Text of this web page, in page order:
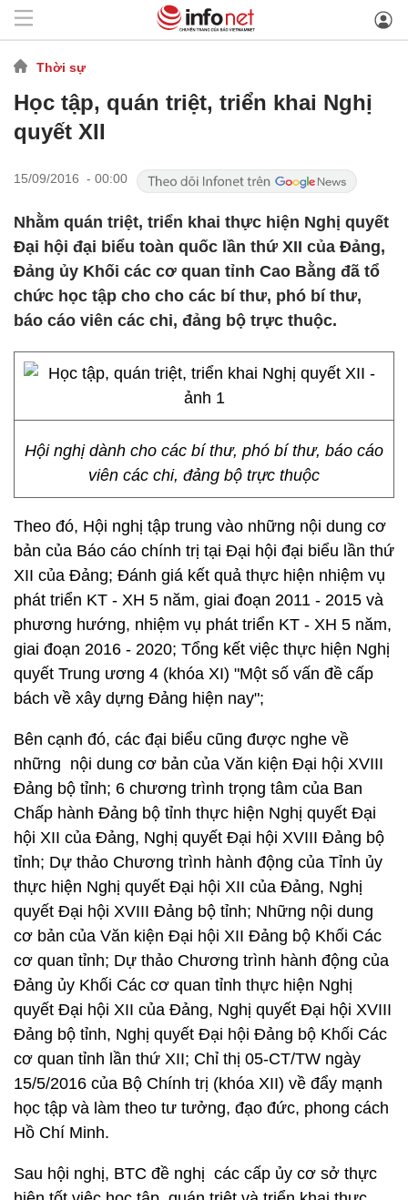
Thời sự
Học tập, quán triệt, triển khai Nghị
quyết XII
15/09/2016 - 00:00
Nhằm quán triệt, triển khai thực hiện Nghị quyết
Đại hội đại biểu toàn quốc lần thứ XII của Đảng,
Đảng ủy Khối các cơ quan tỉnh Cao Bằng đã tổ
chức học tập cho cho các bí thư, phó bí thư,
báo cáo viên các chi, đảng bộ trực thuộc.
Hội nghị dành cho các bí thư, phó bí thư, báo cáo
viên các chi, đảng bộ trực thuộc
Theo đó, Hội nghị tập trung vào những nội dung cơ
bản của Báo cáo chính trị tại Đại hội đại biểu lần thứ
XII của Đảng; Đánh giá kết quả thực hiện nhiệm vụ
phát triển KT - XH 5 năm, giai đoạn 2011 - 2015 và
phương hướng, nhiệm vụ phát triển KT - XH 5 năm,
giai đoạn 2016 - 2020; Tổng kết việc thực hiện Nghị
quyết Trung ương 4 (khóa XI) "Một số vấn đề cấp
bách về xây dựng Đảng hiện nay";
Bên cạnh đó, các đại biểu cũng được nghe về
những nội dung cơ bản của Văn kiện Đại hội XVIII
Đảng bộ tỉnh; 6 chương trình trọng tâm của Ban
Chấp hành Đảng bộ tỉnh thực hiện Nghị quyết Đại
hội XII của Đảng, Nghị quyết Đại hội XVIII Đảng bộ
tỉnh; Dự thảo Chương trình hành động của Tỉnh ủy
thực hiện Nghị quyết Đại hội XII của Đảng, Nghị
quyết Đại hội XVIII Đảng bộ tỉnh; Những nội dung
cơ bản của Văn kiện Đại hội XII Đảng bộ Khối Các
cơ quan tỉnh; Dự thảo Chương trình hành động của
Đảng ủy Khối Các cơ quan tỉnh thực hiện Nghị
quyết Đại hội XII của Đảng, Nghị quyết Đại hội XVIII
Đảng bộ tỉnh, Nghị quyết Đại hội Đảng bộ Khối Các
cơ quan tỉnh lần thứ XII; Chỉ thị 05-CT/TW ngày
15/5/2016 của Bộ Chính trị (khóa XII) về đẩy mạnh
học tập và làm theo tư tưởng, đạo đức, phong cách
Hồ Chí Minh.
Sau hội nghị, BTC đề nghị các cấp ủy cơ sở thực